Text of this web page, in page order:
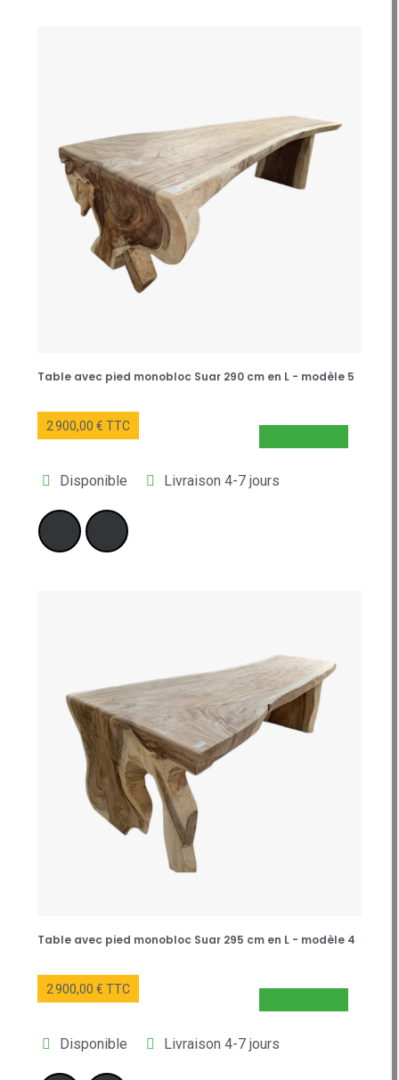
Table avec pied monobloc Suar 290 cm en L - modèle 5
2 900,00 € TTC
Disponible Livraison 4-7 jours
Table avec pied monobloc Suar 295 cm en L - modèle 4
2 900,00 € TTC
Disponible Livraison 4-7 jours